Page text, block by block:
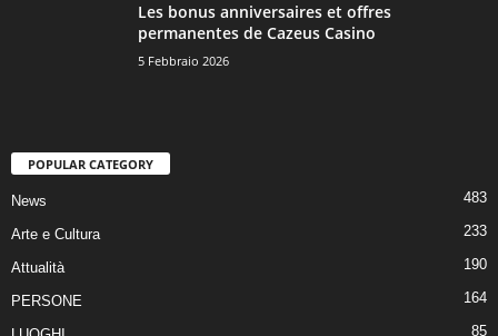
Les bonus anniversaires et offres
permanentes de Cazeus Casino
5 Febbraio 2026
POPULAR CATEGORY
News 483
Arte e Cultura 233
Attualità 190
PERSONE 164
85